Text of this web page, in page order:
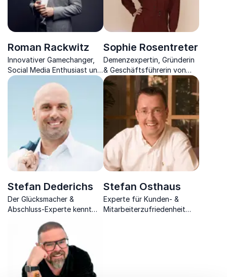
Roman Rackwitz
Innovativer Gamechanger,
Social Media Enthusiast und
etablierter Gamification-
Sophie Rosentreter
Demenzexpertin, Gründerin
& Geschäftsführerin von
Ilses weite Welt berührt mit
ihrem Engagement und
Einfühlungsvermögen.
Stefan Dederichs
Der Glücksmacher &
Abschluss-Experte kennt
den Schlüssel zum
erfolgreichen Verkaufen,
der vom Glücklichsein
profitiert.
Stefan Osthaus
Experte für Kunden- &
Mitarbeiterzufriedenheit